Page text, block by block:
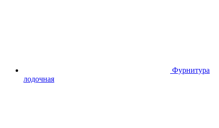
Фурнитура
лодочная